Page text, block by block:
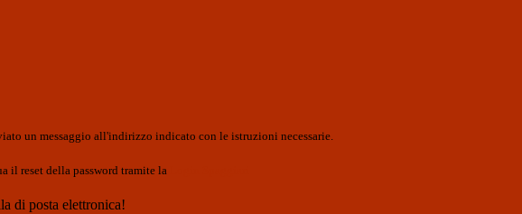
un messaggio all'indirizzo indicato con le istruzioni necessarie.
il reset della password tramite la
di posta elettronica!